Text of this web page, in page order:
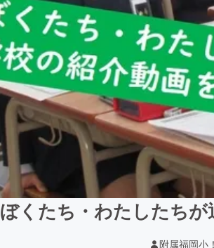
ぼくたち・わたしたちが
附属福岡小